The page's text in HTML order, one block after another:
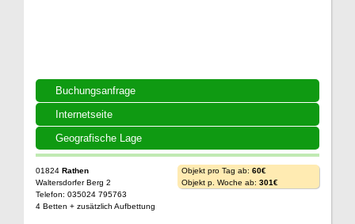
Buchungsanfrage
Internetseite
Geografische Lage
01824 Rathen
Waltersdorfer Berg 2
Telefon: 035024 795763
4 Betten + zusätzlich Aufbettung
Objekt pro Tag ab: 60€
Objekt p. Woche ab: 301€